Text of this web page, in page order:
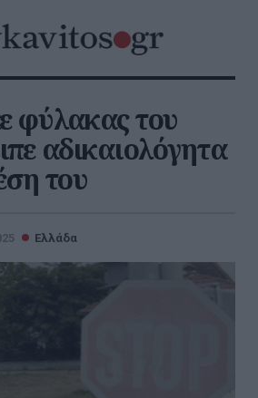
φύλακας του
αδικαιολόγητα
του
Ελλάδα